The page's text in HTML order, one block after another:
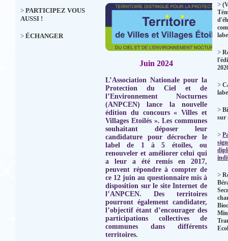
> PARTICIPEZ VOUS
AUSSI !
> ÉCHANGER
Juin 2024
L’Association Nationale pour la
Protection du Ciel et de
l’Environnement Nocturnes
(ANPCEN) lance la nouvelle
édition du concours « Villes et
Villages Etoilés ». Les communes
souhaitant déposer leur
candidature pour décrocher le
label de 1 à 5 étoiles, ou
renouveler et améliorer celui qui
a leur a été remis en 2017,
peuvent répondre à compter de
ce 12 juin au questionnaire mis à
disposition sur le site Internet de
l’ANPCEN. Des territoires
pourront également candidater,
l’objectif étant d’encourager des
participations collectives de
communes dans différents
territoires.
>
>
>
>
sur
>
>